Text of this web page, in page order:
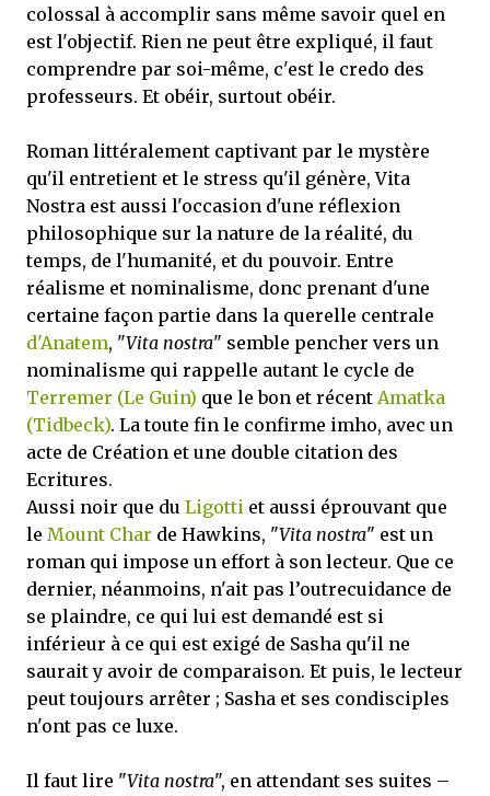
colossal à accomplir sans même savoir quel en
est l'objectif. Rien ne peut être expliqué, il faut
comprendre par soi-même, c'est le credo des
professeurs. Et obéir, surtout obéir.
Roman littéralement captivant par le mystère
qu'il entretient et le stress qu'il génère, Vita
Nostra est aussi l'occasion d'une réflexion
philosophique sur la nature de la réalité, du
temps, de l'humanité, et du pouvoir. Entre
réalisme et nominalisme, donc prenant d'une
certaine façon partie dans la querelle centrale
d'Anatem, "Vita nostra" semble pencher vers un
nominalisme qui rappelle autant le cycle de
Terremer (Le Guin) que le bon et récent Amatka
(Tidbeck). La toute fin le confirme imho, avec un
acte de Création et une double citation des
Ecritures.
Aussi noir que du Ligotti et aussi éprouvant que
le Mount Char de Hawkins, "Vita nostra" est un
roman qui impose un effort à son lecteur. Que ce
dernier, néanmoins, n'ait pas l’outrecuidance de
se plaindre, ce qui lui est demandé est si
inférieur à ce qui est exigé de Sasha qu'il ne
saurait y avoir de comparaison. Et puis, le lecteur
peut toujours arrêter ; Sasha et ses condisciples
n'ont pas ce luxe.
Il faut lire "Vita nostra", en attendant ses suites –